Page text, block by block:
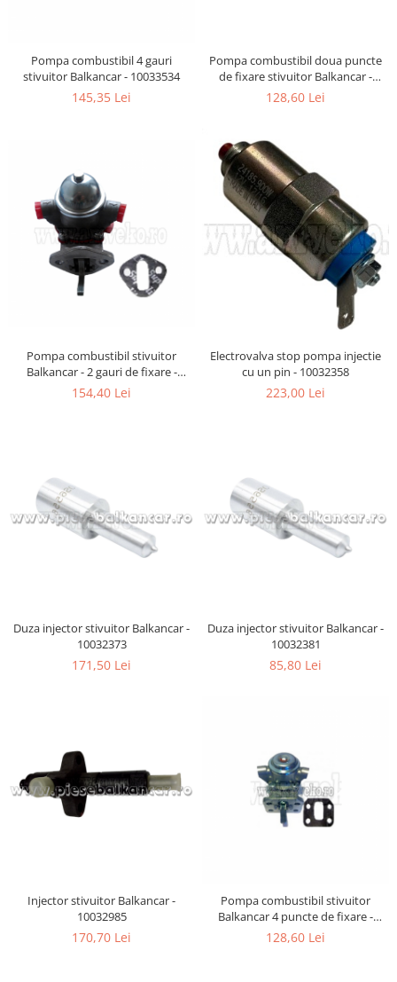
Prelungitoare furci
Alte piese catarg
Transmisie
Ambreiaj
Convertizoare
Alte piese transmisie
Alimentare
Pompe alimentare
Vaporizatoare
Cilindri frana
Pistoane frana
Saboti frana
Cabluri frana de mana
Alte piese sistem franare
Sistem hidraulic
Pompe hidraulice
Distribuitoare hidraulice
Alte piese sistem hidraulic
Casete directie
Alte piese sistem directie
Pompa combustibil 4 gauri
stivuitor Balkancar - 10033534
145,35 Lei
Pompa combustibil doua puncte
de fixare stivuitor Balkancar -
10032309
128,60 Lei
Pompa combustibil stivuitor
Balkancar - 2 gauri de fixare -
10032335
154,40 Lei
Electrovalva stop pompa injectie
cu un pin - 10032358
223,00 Lei
Duza injector stivuitor Balkancar -
10032373
171,50 Lei
Duza injector stivuitor Balkancar -
10032381
85,80 Lei
Injector stivuitor Balkancar -
10032985
170,70 Lei
Pompa combustibil stivuitor
Balkancar 4 puncte de fixare -
10033536
128,60 Lei